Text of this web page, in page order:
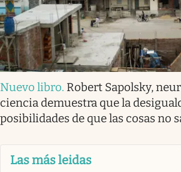
Nuevo libro. Robert Sapolsky,
ciencia demuestra que la
posibilidades de que las cosas no
Las más leidas